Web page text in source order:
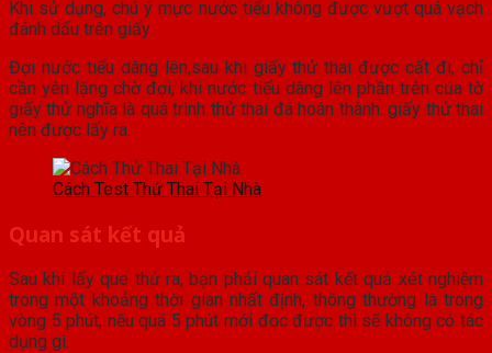
Khi sử dụng, chú ý mực nước tiểu không được vượt quá vạch
đánh dấu trên giấy.
Đợi nước tiểu dâng lên,sau khi giấy thử thai được cất đi, chỉ
cần yên lặng chờ đợi, khi nước tiểu dâng lên phần trên của tờ
giấy thử nghĩa là quá trình thử thai đã hoàn thành. giấy thử thai
nên được lấy ra.
Cách Test Thử Thai Tại Nhà
Quan sát kết quả
Sau khi lấy que thử ra, bạn phải quan sát kết quả xét nghiệm
trong một khoảng thời gian nhất định, thông thường là trong
vòng 5 phút, nếu quá 5 phút mới đọc được thì sẽ không có tác
dụng gì.